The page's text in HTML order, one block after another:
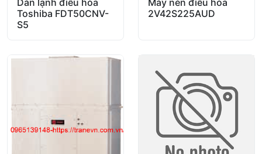
Toshiba FDT50CNV-
S5
2V42S225AUD